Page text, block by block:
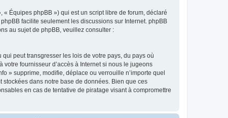
Équipes phpBB ») qui est un script libre de forum, déclaré
phpBB facilite seulement les discussions sur Internet. phpBB
au sujet de phpBB, veuillez consulter :
peut transgresser les lois de votre pays, du pays où
fournisseur d’accès à Internet si nous le jugeons
» supprime, modifie, déplace ou verrouille n’importe quel
dans notre base de données. Bien que ces
en cas de tentative de piratage visant à compromettre